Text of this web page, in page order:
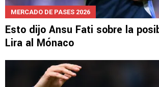
MERCADO DE PASES 2026
Esto dijo Ansu Fati sobre la
Lira al Mónaco